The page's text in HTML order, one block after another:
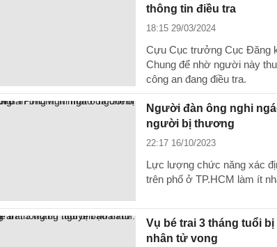
thông tin điều tra
18:15 29/03/2024
Cựu Cục trưởng Cục Đăng
Chung để nhờ người này
công an đang điều tra.
Người đàn ông nghi
người bị thương
22:17 16/10/2023
Lực lượng chức năng xác
trên phố ở TP.HCM làm ít
Vụ bé trai 3 tháng tuổi
nhân tử vong